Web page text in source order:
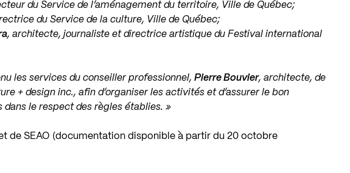
du Service de l’aménagement du territoire, Ville de Québec;
du Service de la culture, Ville de Québec;
, architecte, journaliste et directrice artistique du Festival international
les services du conseiller professionnel,Pierre Bouvier, architecte, de
+ design inc., afin d’organiser les activités et d’assurer le bon
dans le respect des règles établies. »
de SEAO (documentation disponible à partir du 20 octobre